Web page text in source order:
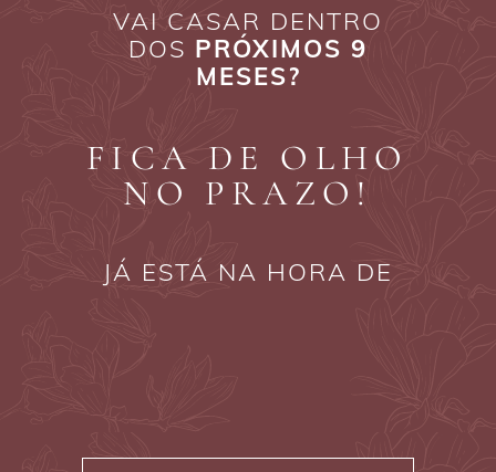
VAI CASAR DENTRO
DOS PRÓXIMOS 9
MESES?
FICA DE OLHO
NO PRAZO!
JÁ ESTÁ NA HORA DE